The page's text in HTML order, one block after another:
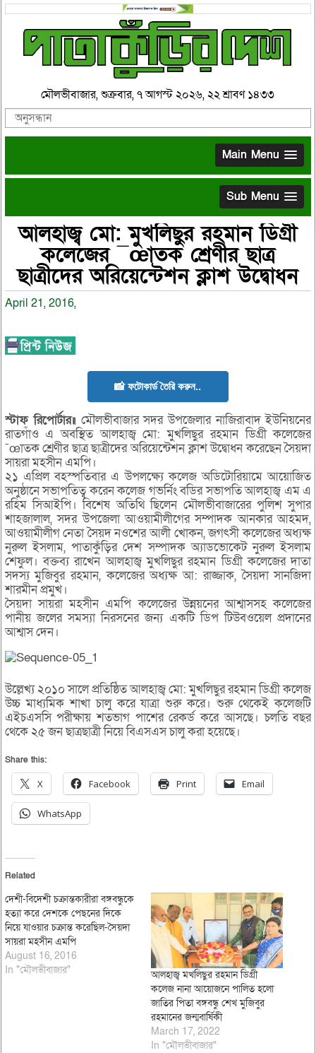
মৌলভীবাজার, শুক্রবার, ৭ আগস্ট ২০২৬, ২২ শ্রাবণ ১৪৩৩
Main Menu
Sub Menu
আলহাজ্ব মো: মুখলিছুর রহমান ডিগ্রী
কলেজের ¯œাতক শ্রেণীর ছাত্র
ছাত্রীদের অরিয়েন্টেশন ক্লাশ উদ্বোধন
April 21, 2016,
📸 ফটোকার্ড তৈরি করুন..
স্টাফ রিপোর্টার॥ মৌলভীবাজার সদর উপজেলার নাজিরাবাদ ইউনিয়নের
রাতগাঁও এ অবস্থিত আলহাজ্ব মো: মুখলিছুর রহমান ডিগ্রী কলেজের
¯œাতক শ্রেণীর ছাত্র ছাত্রীদের অরিয়েন্টেশন ক্লাশ উদ্বোধন করেছেন সৈয়দা
সায়রা মহসীন এমপি।
২১ এপ্রিল বহস্পতিবার এ উপলক্ষ্যে কলেজ অডিটোরিয়ামে আয়োজিত
অনুষ্ঠানে সভাপতিত্ব করেন কলেজ গভর্নিং বডির সভাপতি আলহাজ্ব এম এ
রহিম সিআইপি। বিশেষ অতিথি ছিলেন মৌলভীবাজারের পুলিশ সুপার
শাহজালাল, সদর উপজেলা আওয়ামীলীগের সম্পাদক আনকার আহমদ,
আওয়ামীলীগ নেতা সৈয়দ নওশের আলী খোকন, জগৎসী কলেজের অধ্যক্ষ
নুরুল ইসলাম, পাতাকুঁড়ির দেশ সম্পাদক অ্যাডভোকেট নুরুল ইসলাম
শেফুল। বক্তব্য রাখেন আলহাজ্ব মুখলিছুর রহমান ডিগ্রী কলেজের দাতা
সদস্য মুজিবুর রহমান, কলেজের অধ্যক্ষ আ: রাজ্জাক, সৈয়দা সানজিদা
শারমীন প্রমুখ।
সৈয়দা সায়রা মহসীন এমপি কলেজের উন্নয়নের আশ্বাসসহ কলেজের
পানীয় জলের সমস্যা নিরসনের জন্য একটি ডিপ টিউবওয়েল প্রদানের
আশ্বাস দেন।
উল্লেখ্য ২০১০ সালে প্রতিষ্ঠিত আলহাজ্ব মো: মুখলিছুর রহমান ডিগ্রী কলেজ
উচ্চ মাধ্যমিক শাখা চালু করে যাত্রা শুরু করে। শুরু থেকেই কলেজটি
এইচএসসি পরীক্ষায় শতভাগ পাশের রেকর্ড করে আসছে। চলতি বছর
থেকে ২৫ জন ছাত্রছাত্রী নিয়ে বিএসএস চালু করা হয়েছে।
Share this:
X Facebook Print Email
WhatsApp
Related
দেশী-বিদেশী চক্রান্তকারীরা বঙ্গবন্ধুকে
হত্যা করে দেশকে পেছনের দিকে
নিয়ে যাওয়ার চক্রান্ত করেছিল-সৈয়দা
সায়রা মহসীন এমপি
August 16, 2016
In "মৌলভীবাজার"
আলহাজ্ব মখলিছুর রহমান ডিগ্রী
কলেজ নানা আয়োজনে পালিত হলো
জাতির পিতা বঙ্গবন্ধু শেখ মুজিবুর
রহমানের জন্মবার্ষিকী
March 17, 2022
In "মৌলভীবাজার"